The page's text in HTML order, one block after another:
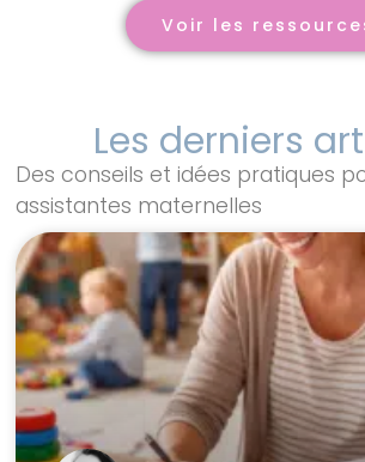
Voir les
Les derniers
Des conseils et idées pratiques
assistantes maternelles